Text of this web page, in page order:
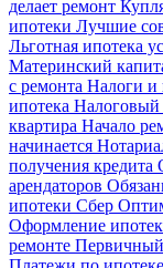
делает ремонт
ипотеки Лучшие
Льготная ипотека
Материнский
с ремонта Налоги и
ипотека Налоговый
квартира Начало
начинается
получения кредита
арендаторов
ипотеки Сбер
Оформление
ремонте Первичный